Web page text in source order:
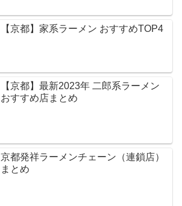
【京都】家系ラーメン おすすめTOP4
【京都】最新2023年 二郎系ラーメン
おすすめ店まとめ
京都発祥ラーメンチェーン（連鎖店）
まとめ